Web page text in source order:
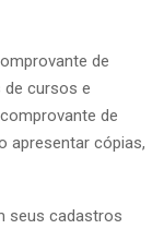
de
de cursos e
de
apresentar cópias,
seus cadastros